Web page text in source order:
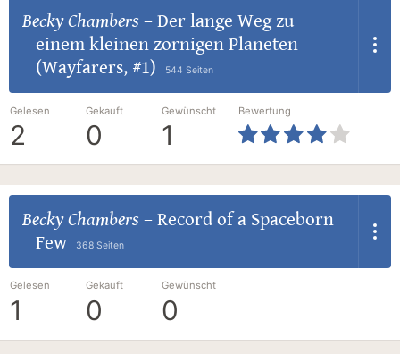
Becky Chambers – Der lange Weg zu
einem kleinen zornigen Planeten
(Wayfarers, #1)
544 Seiten
Gelesen
2
Gekauft
0
Gewünscht
1
Bewertung
Becky Chambers – Record of a Spaceborn
Few
368 Seiten
Gelesen
1
Gekauft
0
Gewünscht
0